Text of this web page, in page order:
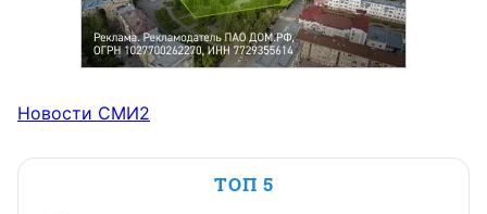
Новости СМИ2
ТОП 5